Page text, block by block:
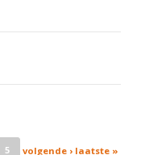
5 volgende › laatste »